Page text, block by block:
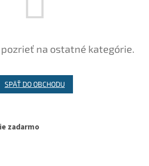
na ostatné kategórie.
SPÄŤ DO OBCHODU
zadarmo